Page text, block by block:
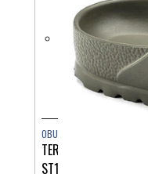
OBUTEV
TERLIK SABO
ST1311